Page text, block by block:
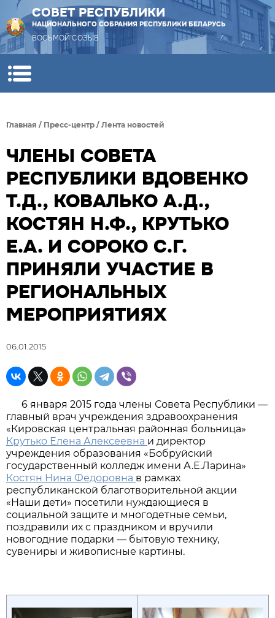
СОВЕТ РЕСПУБЛИКИ
НАЦИОНАЛЬНОГО СОБРАНИЯ РЕСПУБЛИКИ БЕЛАРУСЬ
ВОСЬМОЙ СОЗЫВ
Главная / Пресс-центр / Лента новостей
ЧЛЕНЫ СОВЕТА
РЕСПУБЛИКИ ВДОВЕНКО
Т.Д., КОВАЛЬКО А.Д.,
КОСТЯН Н.Ф., КРУТЬКО
Е.А. И СОРОКО С.Г.
ПРИНЯЛИ УЧАСТИЕ В
РЕГИОНАЛЬНЫХ
МЕРОПРИЯТИЯХ
06.01.2015
6 января 2015 года члены Совета Республики —
главный врач учреждения здравоохранения
«Кировская центральная районная больница»
Крутько Елена Алексеевна и директор
учреждения образования «Бобруйский
государственный колледж имени А.Е.Ларина»
Костян Нина Федоровна в рамках
республиканской благотворительной акции
«Наши дети» посетили нуждающиеся в
социальной защите и многодетные семьи,
поздравили их с праздником и вручили
новогодние подарки — бытовую технику,
сувениры и живописные картины.